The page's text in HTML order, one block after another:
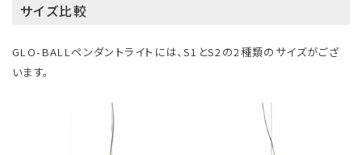
サイズ比較
GLO-BALLペンダントライトには、S1とS2の2種類のサイズがござ
います。